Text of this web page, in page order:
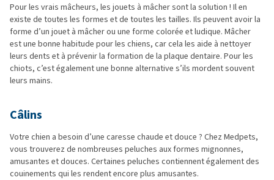
Pour les vrais mâcheurs, les jouets à mâcher sont la solution ! Il en
existe de toutes les formes et de toutes les tailles. Ils peuvent avoir la
forme d’un jouet à mâcher ou une forme colorée et ludique. Mâcher
est une bonne habitude pour les chiens, car cela les aide à nettoyer
leurs dents et à prévenir la formation de la plaque dentaire. Pour les
chiots, c’est également une bonne alternative s’ils mordent souvent
leurs mains.
Câlins
Votre chien a besoin d’une caresse chaude et douce ? Chez Medpets,
vous trouverez de nombreuses peluches aux formes mignonnes,
amusantes et douces. Certaines peluches contiennent également des
couinements qui les rendent encore plus amusantes.